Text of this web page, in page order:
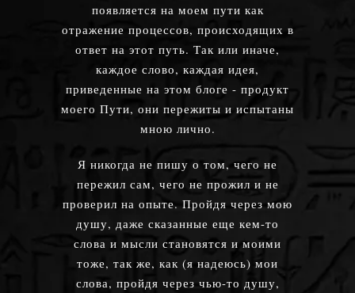
появляется на моем пути как
отражение процессов, происходящих в
ответ на этот путь. Так или иначе,
каждое слово, каждая идея,
приведенные на этом блоге - продукт
моего Пути, они пережиты и испытаны
мною лично.
Я никогда не пишу о том, чего не
пережил сам, чего не прожил и не
проверил на опыте. Пройдя через мою
душу, даже сказанные еще кем-то
слова и мысли становятся и моими
тоже, так же, как (я надеюсь) мои
слова, пройдя через чью-то душу,